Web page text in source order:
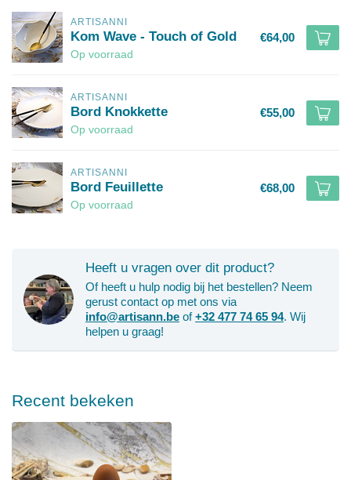
ARTISANNI
Kom Wave - Touch of Gold
Op voorraad
€64,00
ARTISANNI
Bord Knokkette
Op voorraad
€55,00
ARTISANNI
Bord Feuillette
Op voorraad
€68,00
Heeft u vragen over dit product?
Of heeft u hulp nodig bij het bestellen? Neem
gerust contact op met ons via
info@artisann.be of+32 477 74 65 94. Wij
helpen u graag!
Recent bekeken